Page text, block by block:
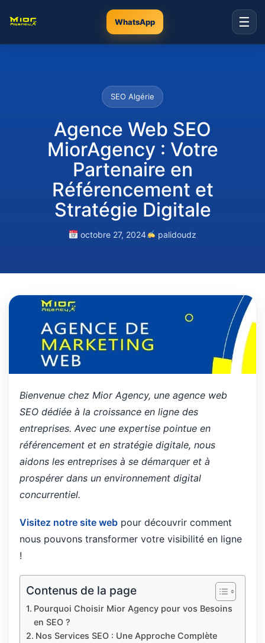
WhatsApp ☰
SEO Algérie
Agence Web SEO
MiorAgency : Votre
Partenaire en
Référencement et
Stratégie Digitale
octobre 27, 2024 palidoudz
Bienvenue chez Mior Agency, une agence web
SEO dédiée à la croissance en ligne des
entreprises. Avec une expertise pointue en
référencement et en stratégie digitale, nous
aidons les entreprises à se démarquer et à
prospérer dans un environnement digital
concurrentiel.
Visitez notre site web pour découvrir comment
nous pouvons transformer votre visibilité en ligne
!
Contenus de la page
Pourquoi Choisir Mior Agency pour vos Besoins
en SEO ?
Nos Services SEO : Une Approche Complète